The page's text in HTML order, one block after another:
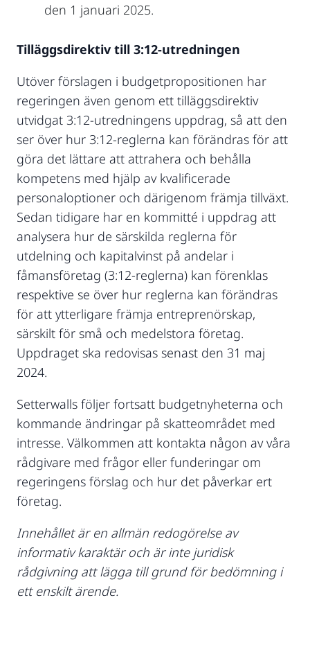
den 1 januari 2025.
Tilläggsdirektiv till 3:12-utredningen
Utöver förslagen i budgetpropositionen har
regeringen även genom ett tilläggsdirektiv
utvidgat 3:12-utredningens uppdrag, så att den
ser över hur 3:12-reglerna kan förändras för att
göra det lättare att attrahera och behålla
kompetens med hjälp av kvalificerade
personaloptioner och därigenom främja tillväxt.
Sedan tidigare har en kommitté i uppdrag att
analysera hur de särskilda reglerna för
utdelning och kapitalvinst på andelar i
fåmansföretag (3:12-reglerna) kan förenklas
respektive se över hur reglerna kan förändras
för att ytterligare främja entreprenörskap,
särskilt för små och medelstora företag.
Uppdraget ska redovisas senast den 31 maj
2024.
Setterwalls följer fortsatt budgetnyheterna och
kommande ändringar på skatteområdet med
intresse. Välkommen att kontakta någon av våra
rådgivare med frågor eller funderingar om
regeringens förslag och hur det påverkar ert
företag.
Innehållet är en allmän redogörelse av
informativ karaktär och är inte juridisk
rådgivning att lägga till grund för bedömning i
ett enskilt ärende.